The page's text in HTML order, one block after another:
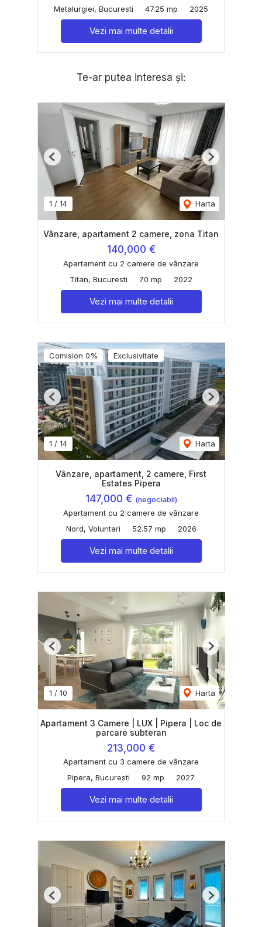
Metalurgiei, Bucuresti
47.25 mp 2025
Vezi mai multe detalii
Te-ar putea interesa și:
1 / 14 Harta
Previous Next
Vânzare, apartament 2 camere, zona Titan
140,000 €
Apartament cu 2 camere de vânzare
Titan, Bucuresti
70 mp 2022
Vezi mai multe detalii
Comision 0% Exclusivitate
1 / 14 Harta
Previous Next
Vânzare, apartament, 2 camere, First
Estates Pipera
147,000 € (negociabil)
Apartament cu 2 camere de vânzare
Nord, Voluntari
52.57 mp 2026
Vezi mai multe detalii
1 / 10 Harta
Previous Next
Apartament 3 Camere | LUX | Pipera | Loc de
parcare subteran
213,000 €
Apartament cu 3 camere de vânzare
Pipera, Bucuresti
92 mp 2027
Vezi mai multe detalii
Previous Next